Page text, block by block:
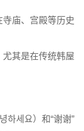
庙、宫殿等历史
其是在传统韩屋
하세요）和“谢谢”